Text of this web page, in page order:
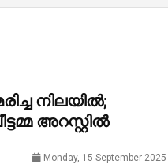
നിലയില്‍;
അറസ്റ്റിൽ
Monday, 15 September 2025